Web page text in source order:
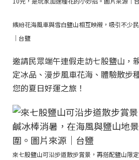
繽紛花海風車與雪白鹽山相互映襯，吸引不少
｜台鹽
邀請民眾端午連假走訪七股鹽山，
定冰品、漫步風車花海、體驗散步
您的夏日好運之旅！
來七股鹽山可沿步道散步賞景，再搭配鹽山限